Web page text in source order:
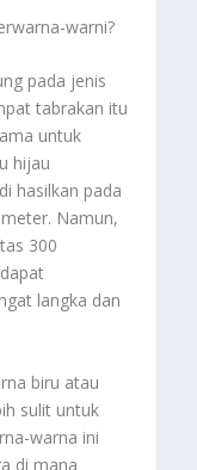
warni?
pada jenis
tabrakan itu
untuk
hijau
hasilkan pada
Namun,
300
langka dan
biru atau
sulit untuk
warna ini
di mana